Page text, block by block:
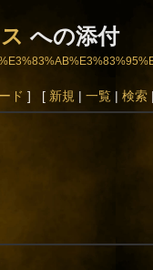
への添付
ド ] [ 新規 | 一覧| 検索|